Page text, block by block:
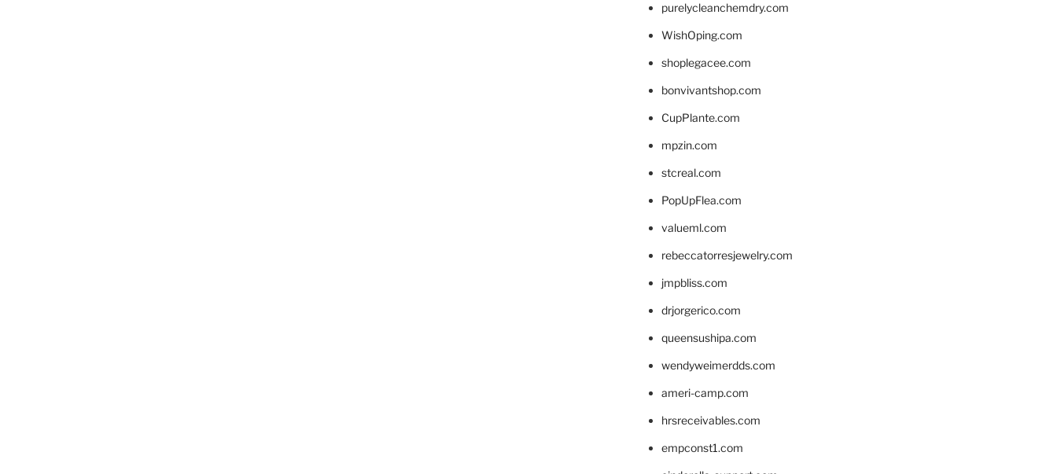
purelycleanchemdry.com
WishOping.com
shoplegacee.com
bonvivantshop.com
CupPlante.com
mpzin.com
stcreal.com
PopUpFlea.com
valueml.com
rebeccatorresjewelry.com
jmpbliss.com
drjorgerico.com
queensushipa.com
wendyweimerdds.com
ameri-camp.com
hrsreceivables.com
empconst1.com